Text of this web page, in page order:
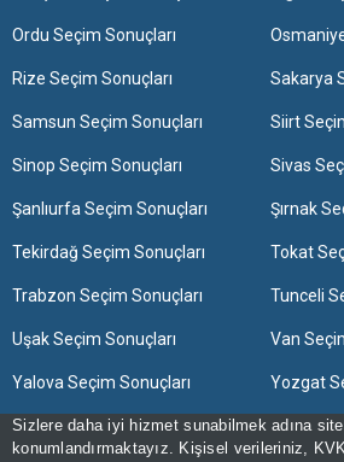
Sizlere daha iyi hizmet sunabilmek adına
konumlandırmaktayız. Kişisel verileriniz,
Ordu Seçim Sonuçları
Rize Seçim Sonuçları Sakarya
Samsun Seçim Sonuçları Siirt
Sinop Seçim Sonuçları Sivas
Şanlıurfa Seçim Sonuçları Şırnak
Tekirdağ Seçim Sonuçları Tokat
Trabzon Seçim Sonuçları Tunceli
Uşak Seçim Sonuçları Van
Yalova Seçim Sonuçları Yozgat
Zonguldak Seçim Sonuçları